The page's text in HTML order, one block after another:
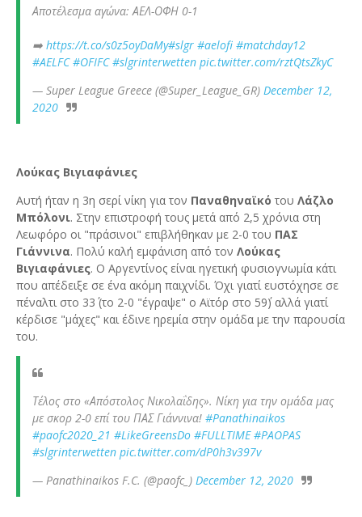
Αποτέλεσμα αγώνα: ΑΕΛ-ΟΦΗ 0-1
➡️ https://t.co/s0z5oyDaMy#slgr #aelofi #matchday12
#AELFC #OFIFC #slgrinterwetten pic.twitter.com/rztQtsZkyC
— Super League Greece (@Super_League_GR) December 12,
2020
Λούκας Βιγιαφάνιες
Αυτή ήταν η 3η σερί νίκη για τον Παναθηναϊκό του Λάζλο
Μπόλονι. Στην επιστροφή τους μετά από 2,5 χρόνια στη
Λεωφόρο οι "πράσινοι" επιβλήθηκαν με 2-0 του ΠΑΣ
Γιάννινα. Πολύ καλή εμφάνιση από τον Λούκας
Βιγιαφάνιες. Ο Αργεντίνος είναι ηγετική φυσιογνωμία κάτι
που απέδειξε σε ένα ακόμη παιχνίδι. Όχι γιατί ευστόχησε σε
πέναλτι στο 33΄ (το 2-0 "έγραψε" ο Αϊτόρ στο 59΄) αλλά γιατί
κέρδισε "μάχες" και έδινε ηρεμία στην ομάδα με την παρουσία
του.
Τέλος στο «Απόστολος Νικολαΐδης». Νίκη για την ομάδα μας
με σκορ 2-0 επί του ΠΑΣ Γιάννινα! #Panathinaikos
#paofc2020_21 #LikeGreensDo #FULLTIME #PAOPAS
#slgrinterwetten pic.twitter.com/dP0h3v397v
— Panathinaikos F.C. (@paofc_) December 12, 2020